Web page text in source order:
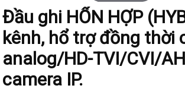
Đầu ghi IP HIKVISION
Đầu ghi IP KBVISION
Đầu ghi IP HDParagon
Đầu ghi IP Dahua
Đầu ghi HỔN HỢP
kênh, hổ trợ đồng thời
analog/HD-TVI/CVI/
camera IP.